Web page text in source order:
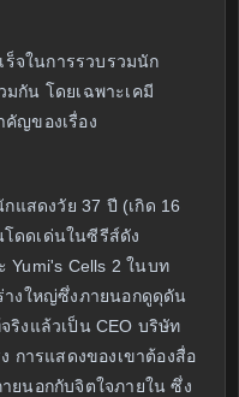
จในการรวบรวมนัก
กัน โดยเฉพาะเคมี
ญของเรื่อง
แสดงวัย 37 ปี (เกิด 16
ดดเด่นในซีรีส์ดัง
Yumi's Cells 2 ในบท
งใหญ่ซึ่งภายนอกดูดุดัน
งแล้วเป็น CEO บริษัท
การแสดงของเขาต้องสื่อ
ยนอกกับจิตใจภายใน ซึ่ง